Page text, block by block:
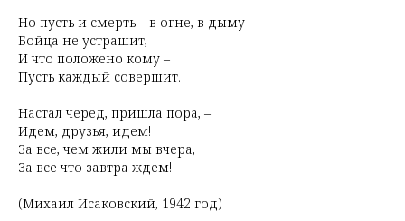
Но пусть и смерть – в огне, в дыму –
Бойца не устрашит,
И что положено кому –
Пусть каждый совершит.
Настал черед, пришла пора, –
Идем, друзья, идем!
За все, чем жили мы вчера,
За все что завтра ждем!
(Михаил Исаковский, 1942 год)